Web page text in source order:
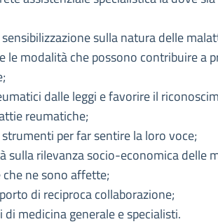
sulla natura delle
le modalità che possono contribuire a
dalle leggi e favorire il
reumatiche;
per far sentire la loro voce;
sulla rilevanza socio-economica delle
ne sono affette;
di reciproca collaborazione;
medicina generale e specialisti.